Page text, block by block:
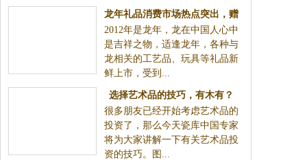
龙年礼品消费市场热点突出，赠
送龙年礼品更需要讲究和技巧
2012年是龙年，龙在中国人心中
是吉祥之物，适逢龙年，各种与
龙相关的工艺品、玩具等礼品新
鲜上市，受到...
选择艺术品的技巧，有木有？
很多朋友已经开始考虑艺术品的
投资了，那么今天瓷库中国专家
将为大家讲解一下有关艺术品投
资的技巧。图...